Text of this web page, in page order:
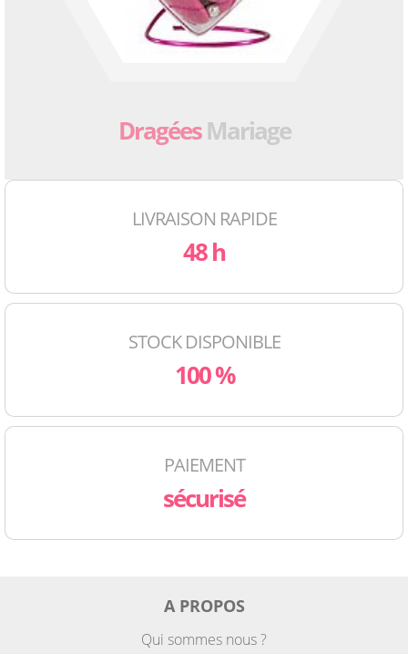
DragéesMariage
LIVRAISON RAPIDE
48 h
STOCK DISPONIBLE
100 %
PAIEMENT
sécurisé
A PROPOS
Qui sommes nous ?